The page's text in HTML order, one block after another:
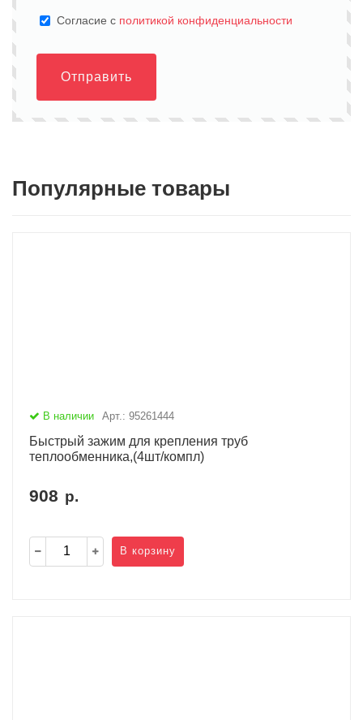
Cогласие с политикой конфиденциальности
Отправить
Популярные товары
В наличии Арт.: 95261444
Быстрый зажим для крепления труб
теплообменника,(4шт/компл)
908 р.
В корзину